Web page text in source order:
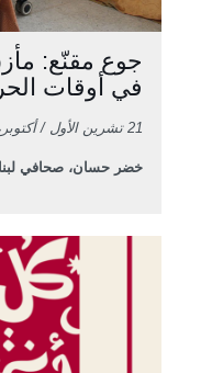
جوع مقنّع:
في أوقات
21 تشرين الأول / أكتوبر، 2025
خضر حسان، صحافي